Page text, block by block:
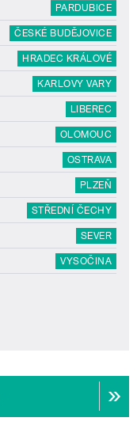
PARDUBICE
ČESKÉ BUDĚJOVICE
HRADEC KRÁLOVÉ
KARLOVY VARY
LIBEREC
OLOMOUC
OSTRAVA
PLZEŇ
STŘEDNÍ ČECHY
SEVER
VYSOČINA